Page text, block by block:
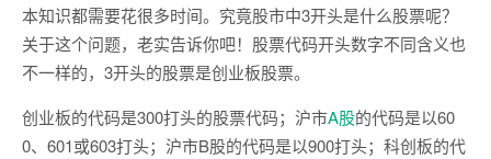
本知识都需要花很多时间。究竟股市中3开头是什么股票呢？
关于这个问题，老实告诉你吧！股票代码开头数字不同含义也
不一样的，3开头的股票是创业板股票。
创业板的代码是300打头的股票代码；沪市A股的代码是以60
0、601或603打头；沪市B股的代码是以900打头；科创板的代